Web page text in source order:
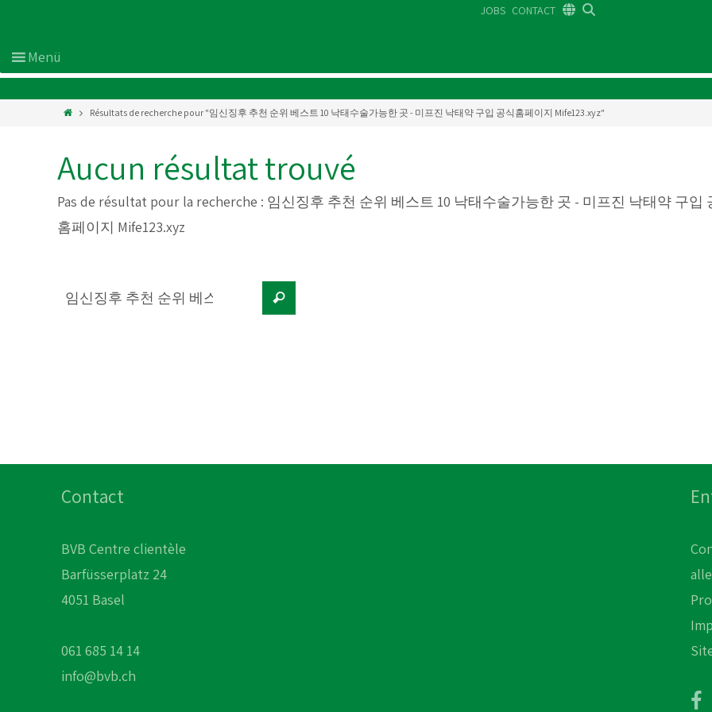
JOBS CONTACT
Résultats de recherche pour "임신징후 추천 순위 베스트 10 낙태수술가능한 곳 - 미프진 낙태약 구입 공식홈페이지 Mife123.xyz"
Aucun résultat trouvé
Pas de résultat pour la recherche : 임신징후 추천 순위 베스트 10 낙태수술가능한 곳 - 미프진 낙태약 구입
홈페이지 Mife123.xyz
Contact
BVB Centre clientèle
Barfüsserplatz 24
4051 Basel
061 685 14 14
info@bvb.ch